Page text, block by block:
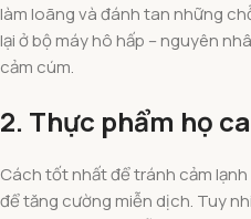
làm loãng và đánh tan những
lại ở bộ máy hô hấp – nguyên
cảm cúm.
2. Thực phẩm họ
Cách tốt nhất để tránh cảm
để tăng cường miễn dịch. Tuy